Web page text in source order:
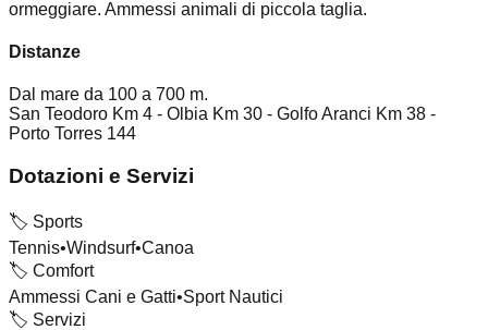
ormeggiare. Ammessi animali di piccola taglia.
Distanze
Dal mare da 100 a 700 m.
San Teodoro Km 4 - Olbia Km 30 - Golfo Aranci Km 38 -
Porto Torres 144
Dotazioni e Servizi
🏷️ Sports
Tennis•Windsurf•Canoa
🏷️ Comfort
Ammessi Cani e Gatti•Sport Nautici
🏷️ Servizi